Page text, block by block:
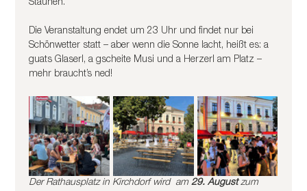
Staunen.
Die Veranstaltung endet um 23 Uhr und findet nur bei
Schönwetter statt – aber wenn die Sonne lacht, heißt es: a
guats Glaserl, a gscheite Musi und a Herzerl am Platz –
mehr braucht’s ned!
Der Rathausplatz in Kirchdorf wird  am 29. August zum